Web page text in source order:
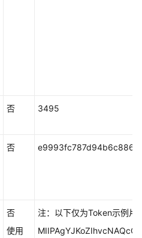
否 3495
否
否
使用
注：以下仅为Token示例片